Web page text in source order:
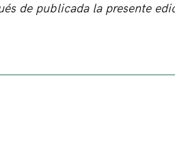
de publicada la presente